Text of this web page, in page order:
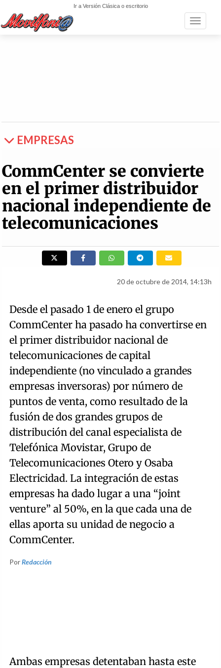
Ir a Versión Clásica o escritorio
Toggle
EMPRESAS
CommCenter se convierte
en el primer distribuidor
nacional independiente de
telecomunicaciones
20 de octubre de 2014, 14:13h
Desde el pasado 1 de enero el grupo
CommCenter ha pasado ha convertirse en
el primer distribuidor nacional de
telecomunicaciones de capital
independiente (no vinculado a grandes
empresas inversoras) por número de
puntos de venta, como resultado de la
fusión de dos grandes grupos de
distribución del canal especialista de
Telefónica Movistar, Grupo de
Telecomunicaciones Otero y Osaba
Electricidad. La integración de estas
empresas ha dado lugar a una “joint
venture” al 50%, en la que cada una de
ellas aporta su unidad de negocio a
CommCenter.
PorRedacción
Ambas empresas detentaban hasta este